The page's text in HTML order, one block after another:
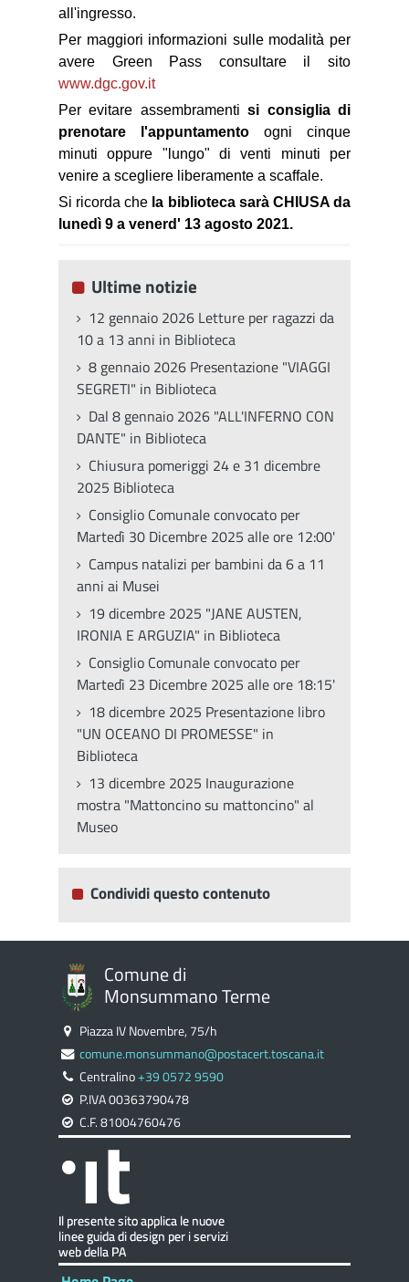
all'ingresso.
Per maggiori informazioni sulle modalità per
avere Green Pass consultare il sito
www.dgc.gov.it
Per evitare assembramenti si consiglia di
prenotare l'appuntamento ogni cinque
minuti oppure "lungo" di venti minuti per
venire a scegliere liberamente a scaffale.
Si ricorda che la biblioteca sarà CHIUSA da
lunedì 9 a venerd' 13 agosto 2021.
Ultime notizie
12 gennaio 2026 Letture per ragazzi da
10 a 13 anni in Biblioteca
8 gennaio 2026 Presentazione "VIAGGI
SEGRETI" in Biblioteca
Dal 8 gennaio 2026 "ALL'INFERNO CON
DANTE" in Biblioteca
Chiusura pomeriggi 24 e 31 dicembre
2025 Biblioteca
Consiglio Comunale convocato per
Martedì 30 Dicembre 2025 alle ore 12:00'
Campus natalizi per bambini da 6 a 11
anni ai Musei
19 dicembre 2025 "JANE AUSTEN,
IRONIA E ARGUZIA" in Biblioteca
Consiglio Comunale convocato per
Martedì 23 Dicembre 2025 alle ore 18:15'
18 dicembre 2025 Presentazione libro
"UN OCEANO DI PROMESSE" in
Biblioteca
13 dicembre 2025 Inaugurazione
mostra "Mattoncino su mattoncino" al
Museo
Condividi questo contenuto
Comune di
Monsummano Terme
Piazza IV Novembre, 75/h
comune.monsummano@postacert.toscana.it
Centralino+39 0572 9590
P.IVA 00363790478
C.F. 81004760476